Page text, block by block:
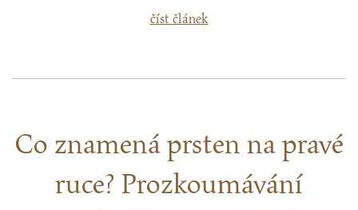
číst článek
Co znamená prsten na pravé
ruce? Prozkoumávání